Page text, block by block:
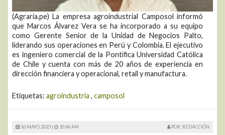
(Agraria.pe) La empresa agroindustrial Camposol informó
que Marcos Álvarez Vera se ha incorporado a su equipo
como Gerente Senior de la Unidad de Negocios Palto,
liderando sus operaciones en Perú y Colombia. El ejecutivo
es ingeniero comercial de la Pontifica Universidad Católica
de Chile y cuenta con más de 20 años de experiencia en
dirección financiera y operacional, retail y manufactura.
Etiquetas: agroindustria , camposol
16 MAYO 2025 | 10:46 AM POR: REDACCIÓN